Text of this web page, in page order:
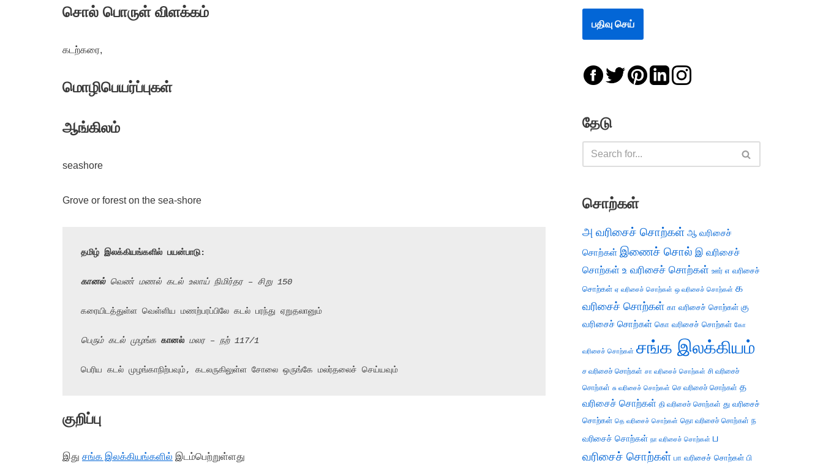
சொல் பொருள் விளக்கம்
கடற்கரை,
மொழிபெயர்ப்புகள்
ஆங்கிலம்
seashore
Grove or forest on the sea-shore
தமிழ் இலக்கியங்களில் பயன்பாடு:
கானல் வெண் மணல் கடல் உலாய் நிமிர்தர – சிறு 150
கரையிடத்துள்ள வெள்ளிய மணற்பரப்பிலே கடல் பரந்து ஏறுதலானும்
பெரும் கடல் முழங்க கானல் மலர – நற் 117/1
பெரிய கடல் முழங்காநிற்பவும், கடலருகிலுள்ள சோலை ஒருங்கே மலர்தலைச் செய்யவும்
குறிப்பு
இது சங்க இலக்கியங்களில் இடம்பெற்றுள்ளது
தேடு
சொற்கள்
அ வரிசைச் சொற்கள் ஆ வரிசைச்
சொற்கள் இணைச் சொல் இ வரிசைச்
சொற்கள் உ வரிசைச் சொற்கள் ஊர் எ வரிசைச்
சொற்கள் ஏ வரிசைச் சொற்கள் ஒ வரிசைச் சொற்கள் க
வரிசைச் சொற்கள் கா வரிசைச் சொற்கள் கு
வரிசைச் சொற்கள் கொ வரிசைச் சொற்கள் கோ
வரிசைச் சொற்கள் சங்க இலக்கியம்
ச வரிசைச் சொற்கள் சா வரிசைச் சொற்கள் சி வரிசைச்
சொற்கள் சு வரிசைச் சொற்கள் செ வரிசைச் சொற்கள் த
வரிசைச் சொற்கள் தி வரிசைச் சொற்கள் து வரிசைச்
சொற்கள் தெ வரிசைச் சொற்கள் தொ வரிசைச் சொற்கள் ந
வரிசைச் சொற்கள் நா வரிசைச் சொற்கள் ப
வரிசைச் சொற்கள் பா வரிசைச் சொற்கள் பி